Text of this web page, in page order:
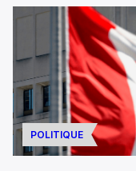
POLITIQUE